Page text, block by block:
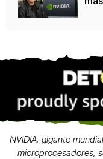
NVIDIA, gigante
microprocesadores,